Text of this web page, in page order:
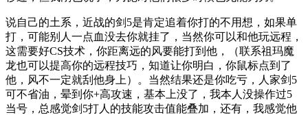
说自己的土系，近战的剑5是肯定追着你打的不用想，如果单
打，可能别人一点血没去你就挂了，当然你可以和他玩远程，
这需要好CS技术，你距离远的风要能打到他，（联系祖玛魔
龙也可以提高你的远程技巧，知道让你明白，你鼠标点到了
他，风不一定就刮他身上）。当然结果还是你吃亏，人家剑5
可不省油，晕到你+高攻速，基本上没了，我本人没操作过5
当号，总感觉剑5打人的技能攻击值能叠加，还有，我感觉他